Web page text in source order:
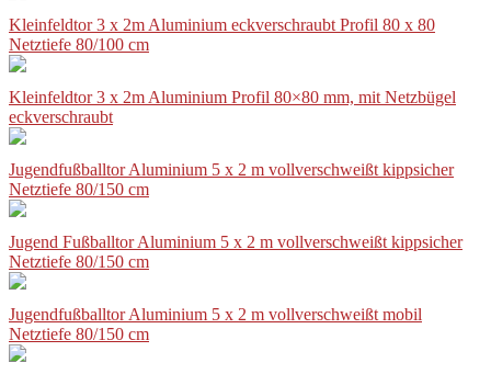
Kleinfeldtor 3 x 2m Aluminium eckverschraubt Profil 80 x 80
Netztiefe 80/100 cm
Kleinfeldtor 3 x 2m Aluminium Profil 80×80 mm, mit Netzbügel
eckverschraubt
Jugendfußballtor Aluminium 5 x 2 m vollverschweißt kippsicher
Netztiefe 80/150 cm
Jugend Fußballtor Aluminium 5 x 2 m vollverschweißt kippsicher
Netztiefe 80/150 cm
Jugendfußballtor Aluminium 5 x 2 m vollverschweißt mobil
Netztiefe 80/150 cm